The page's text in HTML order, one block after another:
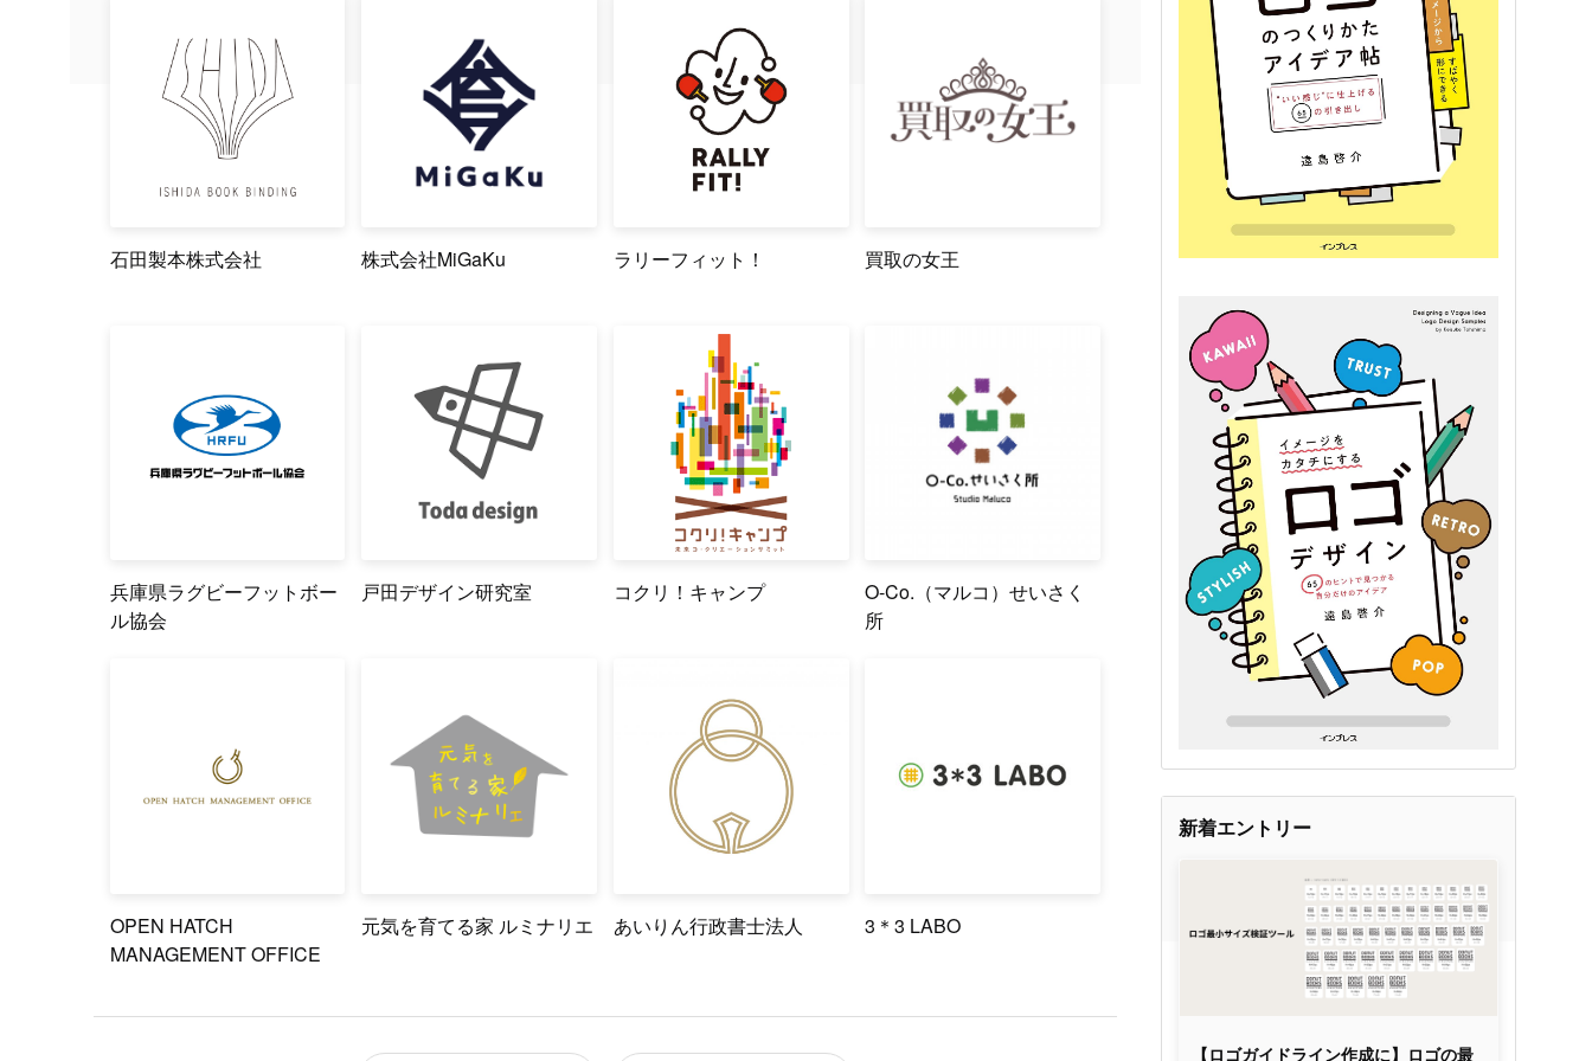
石田製本株式会社 株式会社MiGaKu ラリーフィット！ 買取の女王
兵庫県ラグビーフットボー
ル協会
戸田デザイン研究室 コクリ！キャンプ
O-Co.（マルコ）せいさく
所
OPEN HATCH
MANAGEMENT OFFICE
元気を育てる家 ルミナリエ あいりん行政書士法人 3＊3 LABO
新着エントリー
【ロゴガイドライン作成に】ロゴの最